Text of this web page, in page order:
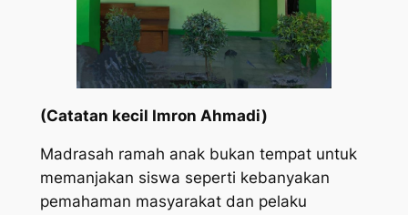
(Catatan kecil Imron Ahmadi)
Madrasah ramah anak bukan tempat untuk
memanjakan siswa seperti kebanyakan
pemahaman masyarakat dan pelaku